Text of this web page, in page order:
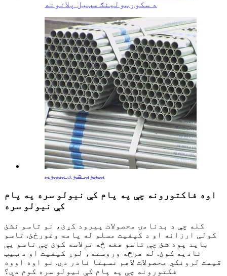
د سکورټولینګ سټیل پلانونه
ټیوب شوی ټیوب
اوه فاکتورونه چې په پام کې نیولو سره په پام
کې نیولو سره
کله چې د بدنامۍ محصولات پیرود کړئ، نو تاسو نشئ
کولی ارزانه او د کیفیت مسلو له پامه وغورځئ. تاسو
باید پوه شئ چې تاسو هغه څه ترلاسه کوئ چې تاسو یې
تادیه کوئ. له هرڅه وروسته، لوړ کیفیت او د ټیټ
قیمت لرونکي محصولات لاهم نسبتا نادر دي. نو اوه اووه
فکتورونه چې په پام کې نیولو سره کوم دي؟